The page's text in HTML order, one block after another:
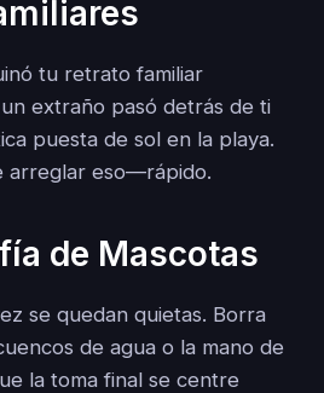
tu retrato familiar
extraño pasó detrás de ti
puesta de sol en la playa.
arreglar eso—rápido.
de Mascotas
se quedan quietas. Borra
de agua o la mano de
la toma final se centre